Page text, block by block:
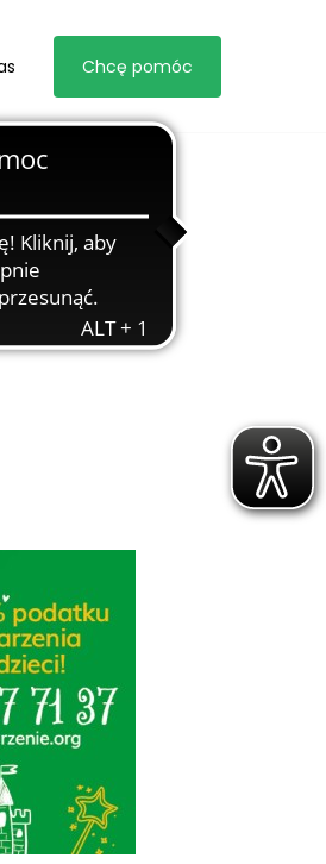
Chcę pomóc